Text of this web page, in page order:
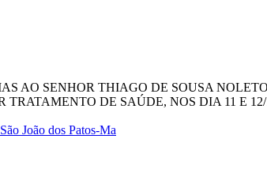
AO SENHOR THIAGO DE SOUSA
DE SAÚDE, NOS DIA 11 E 12/